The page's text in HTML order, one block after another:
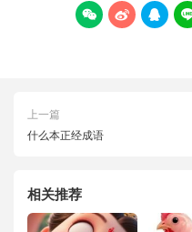
  
上一篇
什么本正经成语
相关推荐